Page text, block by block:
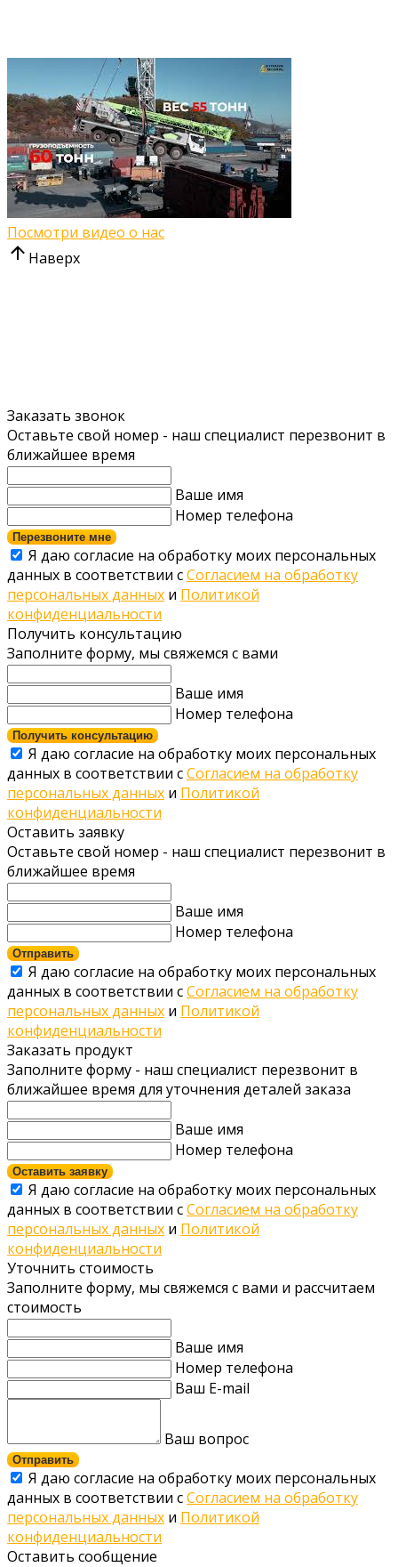
Посмотри видео о нас
Наверх
Заказать звонок
Оставьте свой номер - наш специалист перезвонит в
ближайшее время
Ваше имя
Номер телефона
Перезвоните мне
Я даю согласие на обработку моих персональных
данных в соответствии сСогласием на обработку
персональных данных и Политикой
конфиденциальности
Получить консультацию
Заполните форму, мы свяжемся с вами
Ваше имя
Номер телефона
Получить консультацию
Я даю согласие на обработку моих персональных
данных в соответствии сСогласием на обработку
персональных данных и Политикой
конфиденциальности
Оставить заявку
Оставьте свой номер - наш специалист перезвонит в
ближайшее время
Ваше имя
Номер телефона
Отправить
Я даю согласие на обработку моих персональных
данных в соответствии сСогласием на обработку
персональных данных и Политикой
конфиденциальности
Заказать продукт
Заполните форму - наш специалист перезвонит в
ближайшее время для уточнения деталей заказа
Ваше имя
Номер телефона
Оставить заявку
Я даю согласие на обработку моих персональных
данных в соответствии сСогласием на обработку
персональных данных и Политикой
конфиденциальности
Уточнить стоимость
Заполните форму, мы свяжемся с вами и рассчитаем
стоимость
Ваше имя
Номер телефона
Ваш E-mail
Ваш вопрос
Отправить
Я даю согласие на обработку моих персональных
данных в соответствии сСогласием на обработку
персональных данных и Политикой
конфиденциальности
Оставить сообщение